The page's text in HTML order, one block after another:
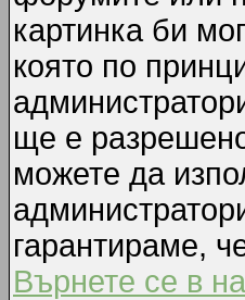
картинка би
която по
ще е
можете да
гарантираме,
Върнете се в